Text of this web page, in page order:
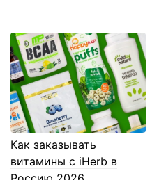
Как заказывать
витамины с iHerb в